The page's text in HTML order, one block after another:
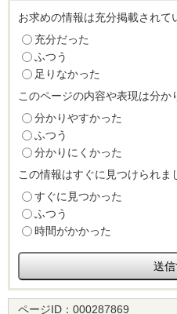
お求めの情報は充分掲載されて
充分だった
ふつう
足りなかった
このページの内容や表現は分か
分かりやすかった
ふつう
分かりにくかった
この情報はすぐに見つけられま
すぐに見つかった
ふつう
時間がかかった
ページID： 000287869